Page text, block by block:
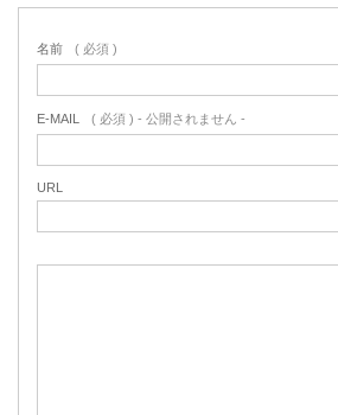
名前 ( 必須 )
E-MAIL ( 必須 ) - 公開されません -
URL